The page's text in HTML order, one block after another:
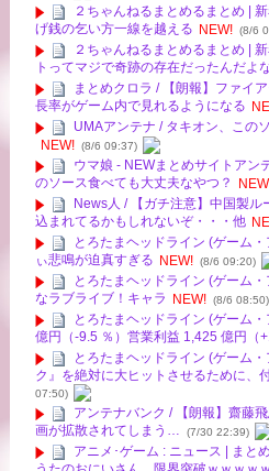
２ちゃんねるまとめるまとめ |
げ銭の乞い方一線を越える NEW! (8/6
２ちゃんねるまとめるまとめ |
トってマジで奇跡の存在だったんだよ
まとめクロラ / 【朗報】ファイ
長率がゲーム内で見れるようになる
UMAアンテナ / タキオン、この
NEW! (8/6 09:37)
ウマ娘 - NEWまとめサイトアン
のソース食べても大丈夫なやつ？
News人 / 【ガチ注意】中国製
込まれてるかもしれないぞ・・・他
とろたまヘッドライン (ゲーム
ぃ悲鳴が迫真すぎる NEW! (8/6 09:20)
とろたまヘッドライン (ゲーム
なラブライブ！キャラ NEW! (8/6 08:50)
とろたまヘッドライン (ゲーム
億円（-9.5 ％）営業利益 1,425 億円（
とろたまヘッドライン (ゲーム
ク』を絶対に大ヒットさせるために、
07:50)
アンテナバンク / 【朗報】齋藤
画が拡散されてしまう…
(7/30 22:39)
アニメ･ゲーム : ニュース | まと